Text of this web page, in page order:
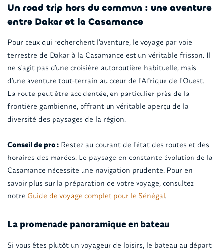
Un road trip hors du commun : une aventure
entre Dakar et la Casamance
Pour ceux qui recherchent l'aventure, le voyage par voie
terrestre de Dakar à la Casamance est un véritable frisson. Il
ne s'agit pas d'une croisière autoroutière habituelle, mais
d'une aventure tout-terrain au cœur de l'Afrique de l'Ouest.
La route peut être accidentée, en particulier près de la
frontière gambienne, offrant un véritable aperçu de la
diversité des paysages de la région.
Conseil de pro :Restez au courant de l'état des routes et des
horaires des marées. Le paysage en constante évolution de la
Casamance nécessite une navigation prudente. Pour en
savoir plus sur la préparation de votre voyage, consultez
notre Guide de voyage complet pour le Sénégal.
La promenade panoramique en bateau
Si vous êtes plutôt un voyageur de loisirs, le bateau au départ